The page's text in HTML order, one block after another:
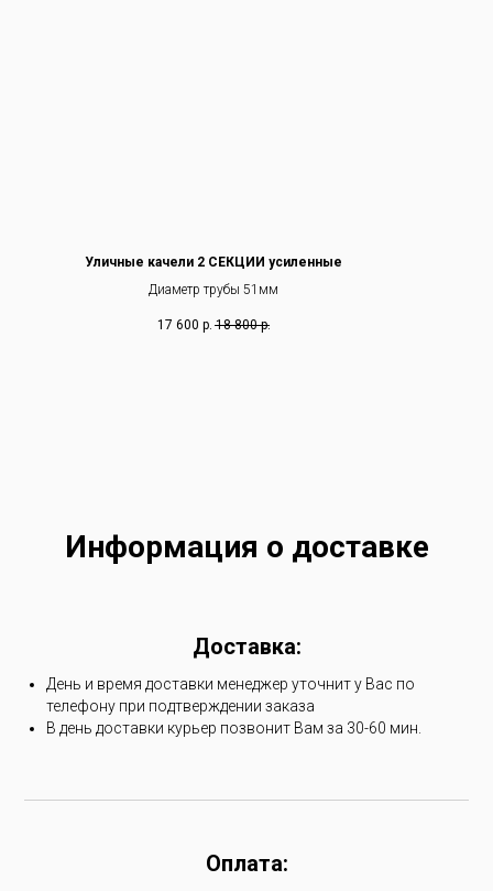
Уличные качели 2 СЕКЦИИ усиленные
Диаметр трубы 51мм
17 600 р. 18 800 р.
Информация о доставке
Доставка:
День и время доставки менеджер уточнит у Вас по
телефону при подтверждении заказа
В день доставки курьер позвонит Вам за 30-60 мин.
Оплата: